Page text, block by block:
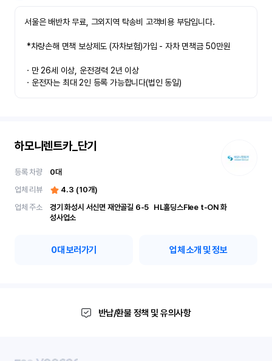
서울은 배반차 무료, 그외지역 탁송비 고객비용 부담입니다.
ㆍ만 26세 이상, 운전경력 2년 이상
ㆍ운전자는 최대 2인 등록 가능합니다(법인 동일)
하모니렌트카_단기
등록 차량 0대
업체 리뷰
4.3 (10개)
업체 주소
경기 화성시 서신면 재안골길 6-5	 HL홀딩스Flee t-ON 화
성사업소
0대 보러가기 업체 소개 및 정보
반납/환불 정책 및 유의사항